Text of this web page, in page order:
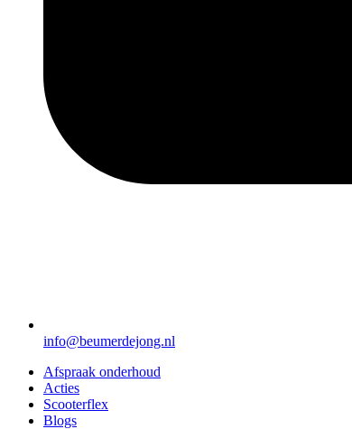
info@beumerdejong.nl
Afspraak onderhoud
Acties
Scooterflex
Blogs